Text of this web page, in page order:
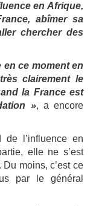
en Afrique,
abîmer sa
chercher des
en ce moment en
clairement le
la France est
», a encore
l’influence en
elle ne s’est
moins, c’est ce
par le général